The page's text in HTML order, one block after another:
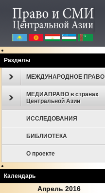
Разделы
МЕЖДУНАРОДНОЕ ПРАВО
МЕДИАПРАВО в странах
Центральной Азии
ИССЛЕДОВАНИЯ
БИБЛИОТЕКА
О проекте
Календарь
Апрель 2016